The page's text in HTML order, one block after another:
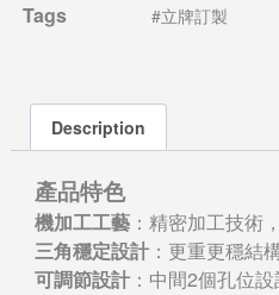
Tags #立牌訂製
Description
產品特色
機加工工藝：精密加工技術
三角穩定設計：更重更穩結
可調節設計：中間2個孔位